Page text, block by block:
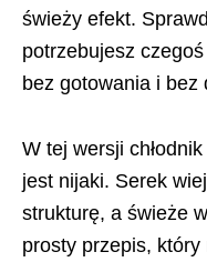
świeży efekt.
potrzebujesz
bez gotowania i bez
W tej wersji
jest nijaki. Serek
strukturę, a świeże
prosty przepis,